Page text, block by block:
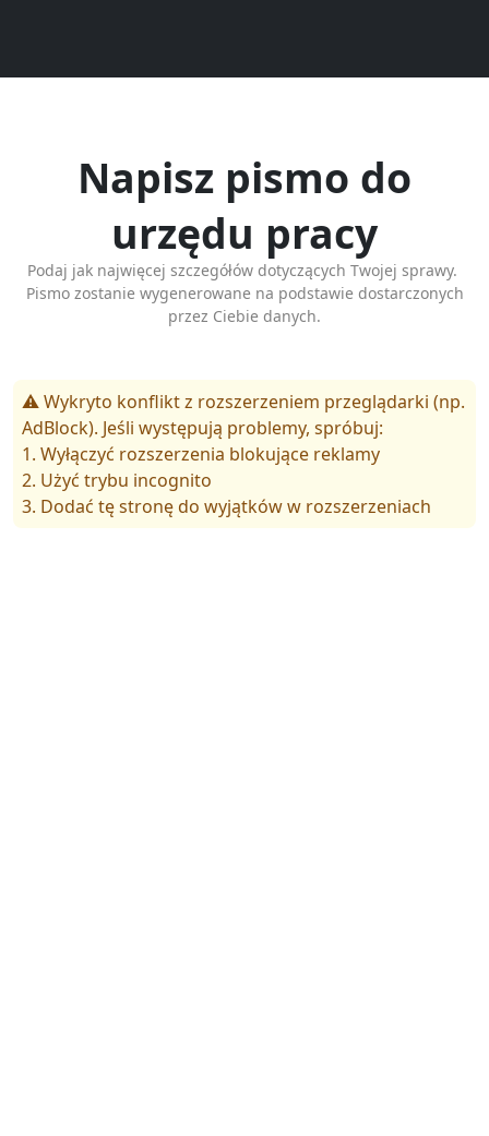
Napisz pismo do
urzędu pracy
Podaj jak najwięcej szczegółów dotyczących Twojej sprawy.
Pismo zostanie wygenerowane na podstawie dostarczonych
przez Ciebie danych.
⚠️ Wykryto konflikt z rozszerzeniem przeglądarki (np.
AdBlock). Jeśli występują problemy, spróbuj:
1. Wyłączyć rozszerzenia blokujące reklamy
2. Użyć trybu incognito
3. Dodać tę stronę do wyjątków w rozszerzeniach